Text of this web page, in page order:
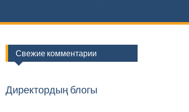
Свежие комментарии
Директордың блогы